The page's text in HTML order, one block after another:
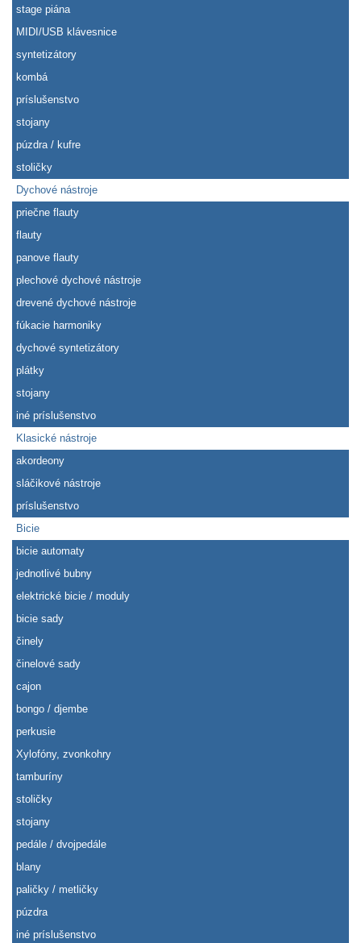
stage piána
MIDI/USB klávesnice
syntetizátory
kombá
príslušenstvo
stojany
púzdra / kufre
stoličky
Dychové nástroje
priečne flauty
flauty
panove flauty
plechové dychové nástroje
drevené dychové nástroje
fúkacie harmoniky
dychové syntetizátory
plátky
stojany
iné príslušenstvo
Klasické nástroje
akordeony
sláčikové nástroje
príslušenstvo
Bicie
bicie automaty
jednotlivé bubny
elektrické bicie / moduly
bicie sady
činely
činelové sady
cajon
bongo / djembe
perkusie
Xylofóny, zvonkohry
tamburíny
stoličky
stojany
pedále / dvojpedále
blany
paličky / metličky
púzdra
iné príslušenstvo